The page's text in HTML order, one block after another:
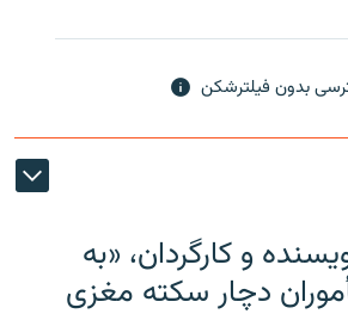
بدون فیلترشکن
و کارگردان، «به
دچار سکته مغزی